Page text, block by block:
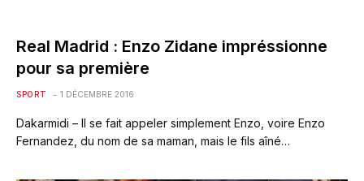
Real Madrid : Enzo Zidane impréssionne
pour sa première
SPORT 1 DÉCEMBRE 2016
Dakarmidi – Il se fait appeler simplement Enzo, voire Enzo
Fernandez, du nom de sa maman, mais le fils aîné…